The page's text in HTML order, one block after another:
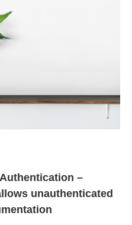
Authentication –
unauthenticated